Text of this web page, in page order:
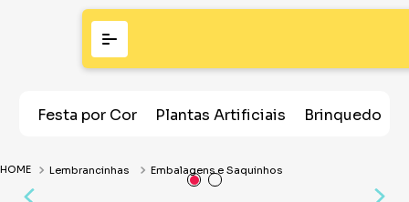
Festa por Cor Plantas Artificiais Brinquedos
Lembrancinhas Embalagens e Saquinhos